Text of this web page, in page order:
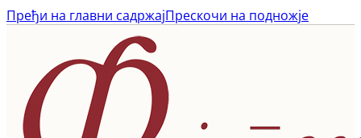
Пређи на главни садржајПрескочи на подножје